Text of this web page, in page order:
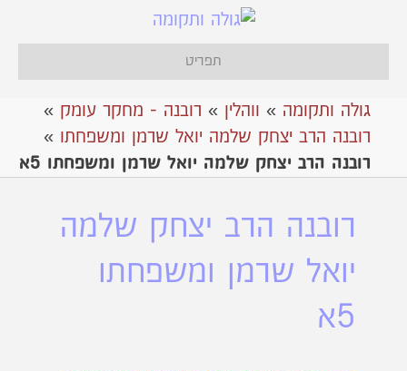
תפריט
גולה ותקומה » ווהלין » רובנה - מחקר עומק »
רובנה הרב יצחק שלמה יואל שרמן ומשפחתו »
רובנה הרב יצחק שלמה יואל שרמן ומשפחתו 5א
רובנה הרב יצחק שלמה
יואל שרמן ומשפחתו
5א